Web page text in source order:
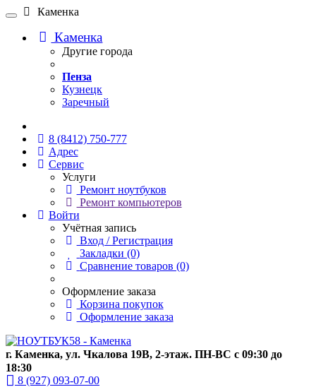
Каменка
Каменка
Другие города
Пенза
Кузнецк
Заречный
8 (8412) 750-777
Адрес
Сервис
Услуги
Ремонт ноутбуков
Ремонт компьютеров
Войти
Учётная запись
Вход / Регистрация
Закладки (0)
Сравнение товаров (0)
Оформление заказа
Корзина покупок
Оформление заказа
г. Каменка, ул. Чкалова 19В, 2-этаж. ПН-ВС с 09:30 до
18:30
8 (927) 093-07-00